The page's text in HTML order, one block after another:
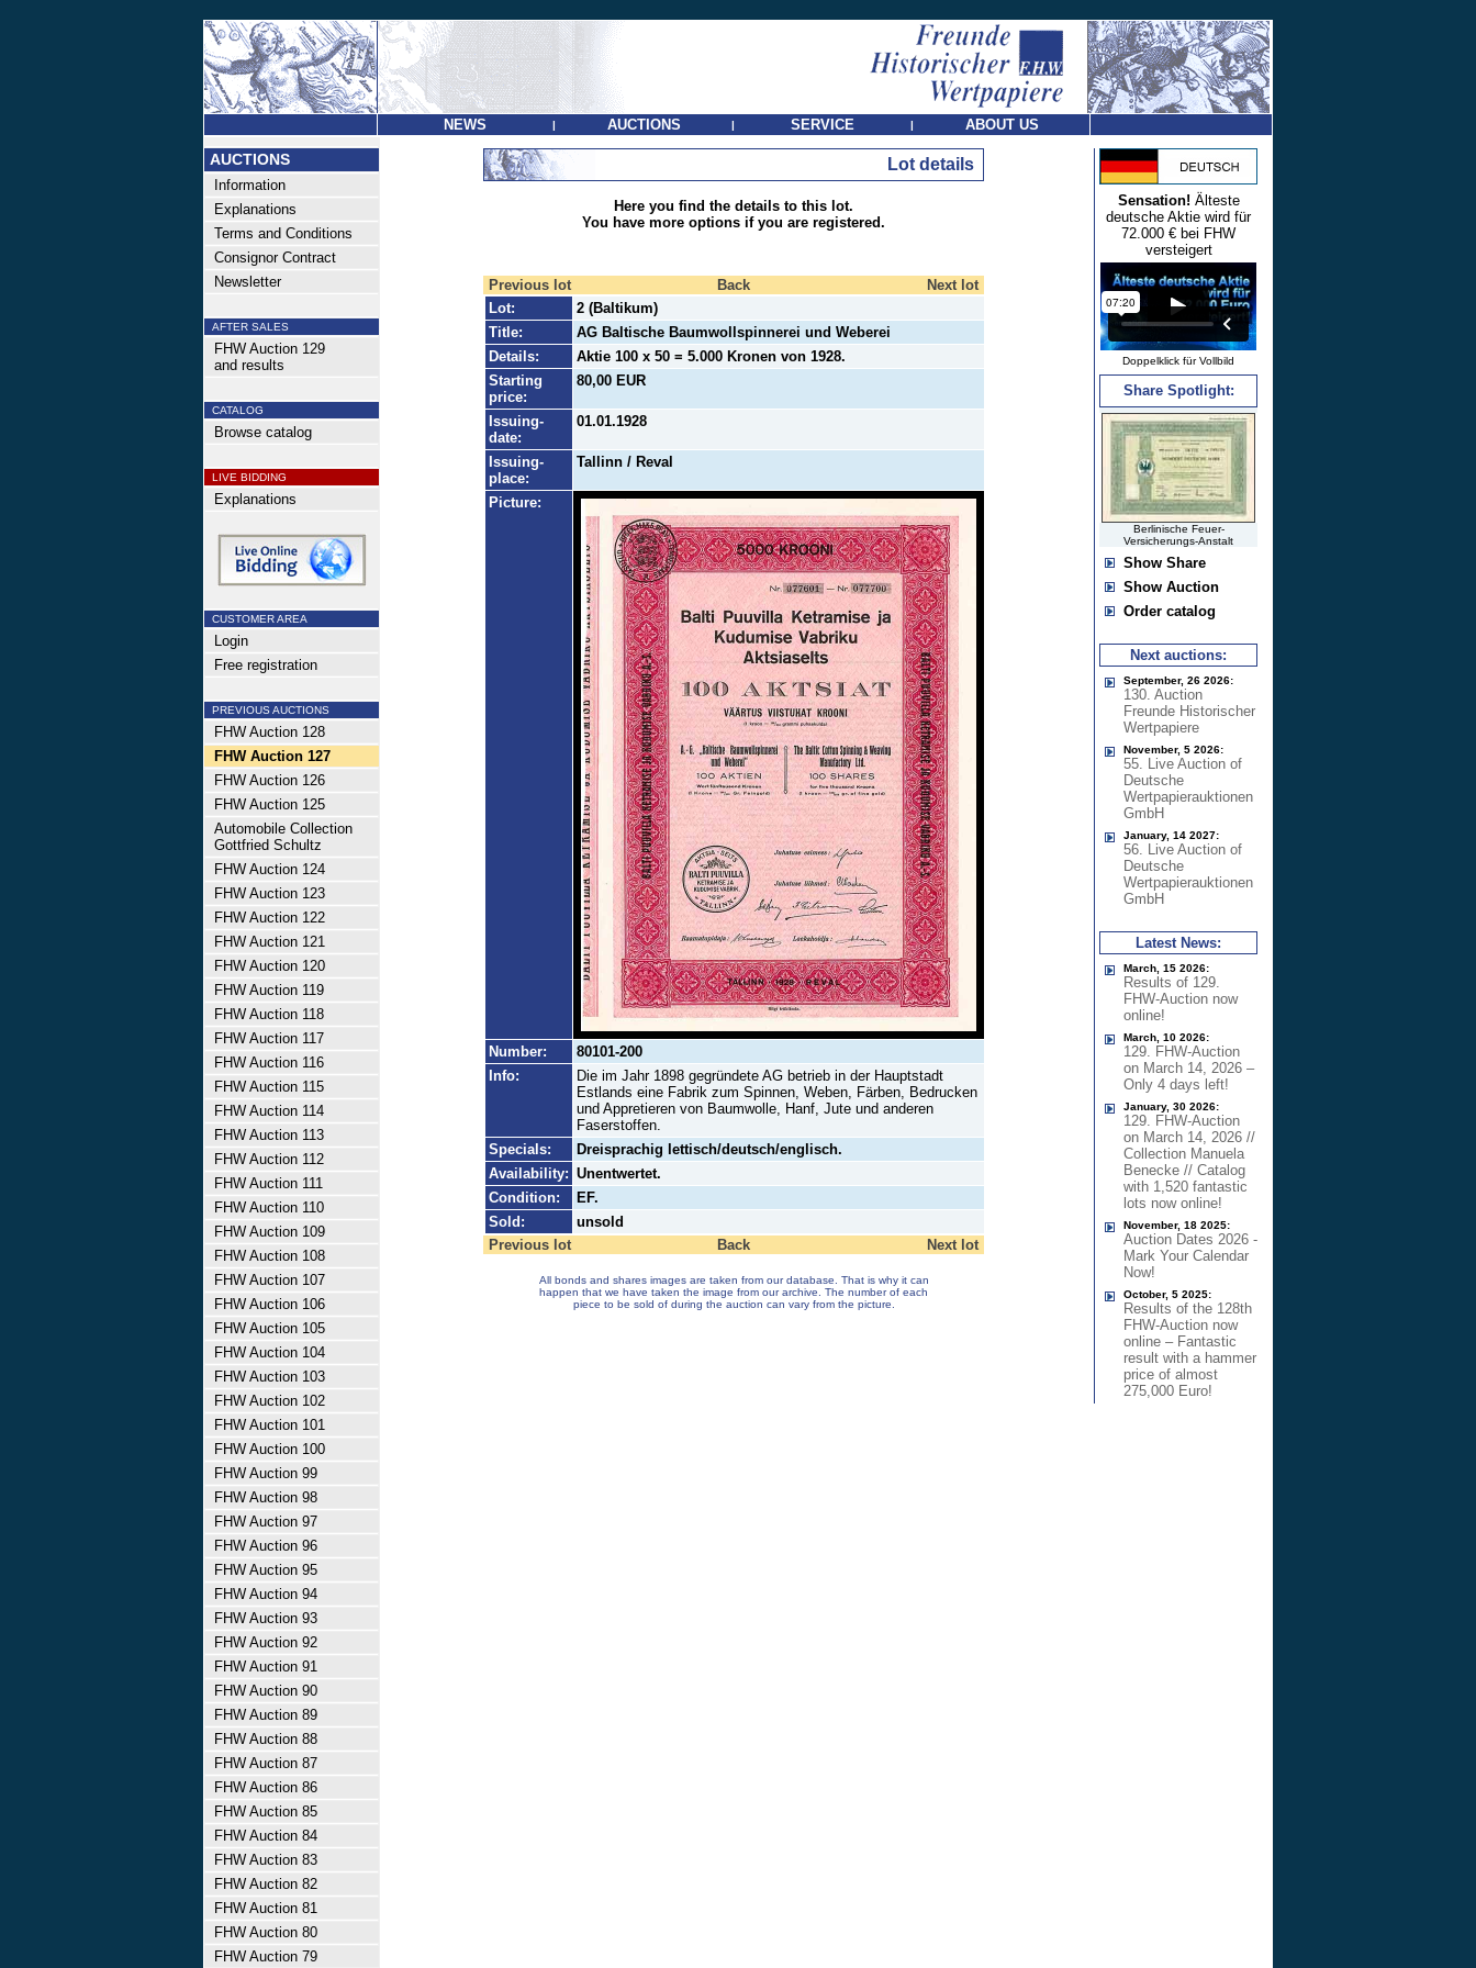
NEWS | AUCTIONS | SERVICE | ABOUT US
AUCTIONS
Information
Explanations
Terms and Conditions
Consignor Contract
Newsletter
AFTER SALES
FHW Auction 129
and results
CATALOG
Browse catalog
LIVE BIDDING
Explanations
CUSTOMER AREA
Login
Free registration
PREVIOUS AUCTIONS
FHW Auction 128
FHW Auction 127
FHW Auction 126
FHW Auction 125
Automobile Collection
Gottfried Schultz
FHW Auction 124
FHW Auction 123
FHW Auction 122
FHW Auction 121
FHW Auction 120
FHW Auction 119
FHW Auction 118
FHW Auction 117
FHW Auction 116
FHW Auction 115
FHW Auction 114
FHW Auction 113
FHW Auction 112
FHW Auction 111
FHW Auction 110
FHW Auction 109
FHW Auction 108
FHW Auction 107
FHW Auction 106
FHW Auction 105
FHW Auction 104
FHW Auction 103
FHW Auction 102
FHW Auction 101
FHW Auction 100
FHW Auction 99
FHW Auction 98
FHW Auction 97
FHW Auction 96
FHW Auction 95
FHW Auction 94
FHW Auction 93
FHW Auction 92
FHW Auction 91
FHW Auction 90
FHW Auction 89
FHW Auction 88
FHW Auction 87
FHW Auction 86
FHW Auction 85
FHW Auction 84
FHW Auction 83
FHW Auction 82
FHW Auction 81
FHW Auction 80
FHW Auction 79
Lot details
Here you find the details to this lot.
You have more options if you are registered.
Previous lot Back
Next lot
Lot:
2 (Baltikum)
Title:
AG Baltische Baumwollspinnerei und Weberei
Details:
Aktie 100 x 50 = 5.000 Kronen von 1928.
Starting
price:
80,00 EUR
Issuing-
date:
01.01.1928
Issuing-
place:
Tallinn / Reval
Picture:
Number:
80101-200
Info:
Die im Jahr 1898 gegründete AG betrieb in der Hauptstadt
Estlands eine Fabrik zum Spinnen, Weben, Färben, Bedrucken
und Appretieren von Baumwolle, Hanf, Jute und anderen
Faserstoffen.
Specials:
Dreisprachig lettisch/deutsch/englisch.
Availability: Unentwertet.
Condition:
EF.
Sold:
unsold
Previous lot
Back Next lot
All bonds and shares images are taken from our database. That is why it can
happen that we have taken the image from our archive. The number of each
piece to be sold of during the auction can vary from the picture.
Sensation! Älteste
deutsche Aktie wird für
72.000 € bei FHW
versteigert
Doppelklick für Vollbild
Share Spotlight:
Berlinische Feuer-
Versicherungs-Anstalt
Show Share
Show Auction
Order catalog
Next auctions:
September, 26 2026:
130. Auction
Freunde Historischer
Wertpapiere
November, 5 2026:
55. Live Auction of
Deutsche
Wertpapierauktionen
GmbH
January, 14 2027:
56. Live Auction of
Deutsche
Wertpapierauktionen
GmbH
Latest News:
March, 15 2026:
Results of 129.
FHW-Auction now
online!
March, 10 2026:
129. FHW-Auction
on March 14, 2026 –
Only 4 days left!
January, 30 2026:
129. FHW-Auction
on March 14, 2026 //
Collection Manuela
Benecke // Catalog
with 1,520 fantastic
lots now online!
November, 18 2025:
Auction Dates 2026 -
Mark Your Calendar
Now!
October, 5 2025:
Results of the 128th
FHW-Auction now
online – Fantastic
result with a hammer
price of almost
275,000 Euro!